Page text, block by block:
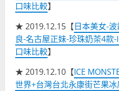
口味比較】
★ 2019.12.15【日本美女-
良-名古屋正妹-珍珠奶茶4款-
口味比較】
★ 2019.12.10【ICE
世界+台灣台北永康街芒果